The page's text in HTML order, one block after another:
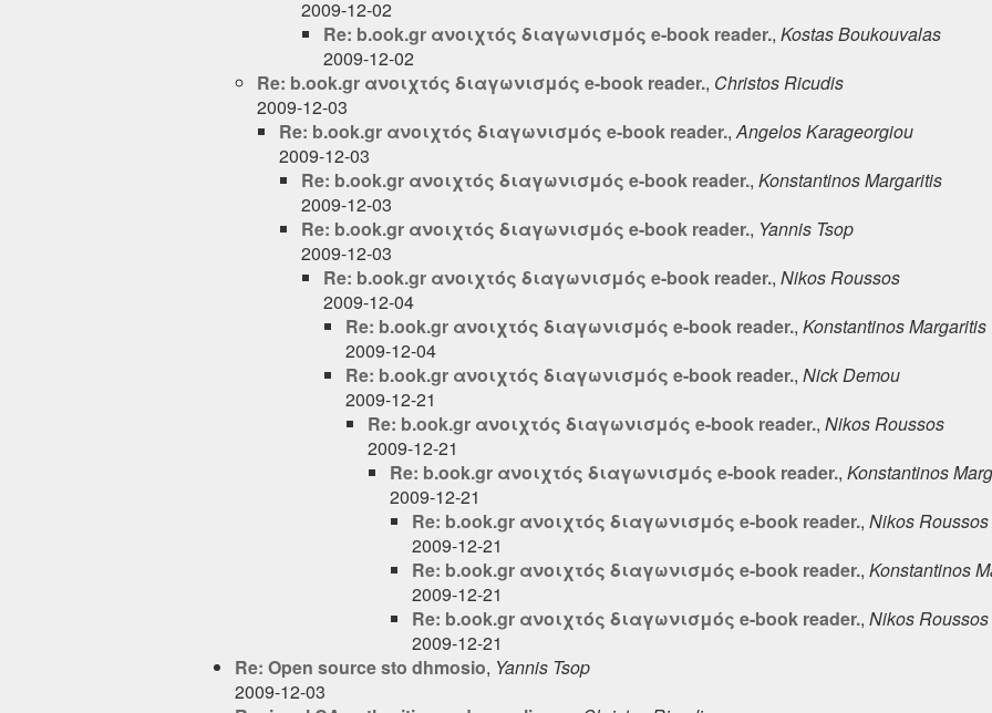
2009-12-02
Re: b.ook.gr ανοιχτός διαγωνισμός e-book reader., Kostas Boukouvalas
2009-12-02
Re: b.ook.gr ανοιχτός διαγωνισμός e-book reader., Christos Ricudis
2009-12-03
Re: b.ook.gr ανοιχτός διαγωνισμός e-book reader.,Angelos Karageorgiou
2009-12-03
Re: b.ook.gr ανοιχτός διαγωνισμός e-book reader., Konstantinos Margaritis
2009-12-03
Re: b.ook.gr ανοιχτός διαγωνισμός e-book reader., Yannis Tsop
2009-12-03
Re: b.ook.gr ανοιχτός διαγωνισμός e-book reader., Nikos Roussos
2009-12-04
Re: b.ook.gr ανοιχτός διαγωνισμός e-book reader., Konstantinos Margaritis
2009-12-04
Re: b.ook.gr ανοιχτός διαγωνισμός e-book reader., Nick Demou
2009-12-21
Re: b.ook.gr ανοιχτός διαγωνισμός e-book reader., Nikos Roussos
2009-12-21
Re: b.ook.gr ανοιχτός διαγωνισμός e-book reader., Konstantinos
2009-12-21
Re: b.ook.gr ανοιχτός διαγωνισμός e-book reader., Nikos Roussos
2009-12-21
Re: b.ook.gr ανοιχτός διαγωνισμός e-book reader., Konstantinos
2009-12-21
Re: b.ook.gr ανοιχτός διαγωνισμός e-book reader., Nikos Roussos
2009-12-21
Re: Open source sto dhmosio, Yannis Tsop
2009-12-03